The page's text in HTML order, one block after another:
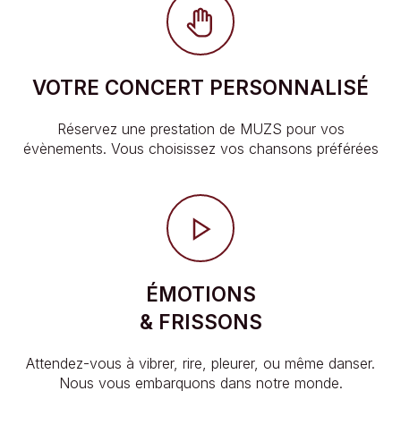
VOTRE CONCERT PERSONNALISÉ
Réservez une prestation de MUZS pour vos
évènements. Vous choisissez vos chansons préférées
ÉMOTIONS
& FRISSONS
Attendez-vous à vibrer, rire, pleurer, ou même danser.
Nous vous embarquons dans notre monde.